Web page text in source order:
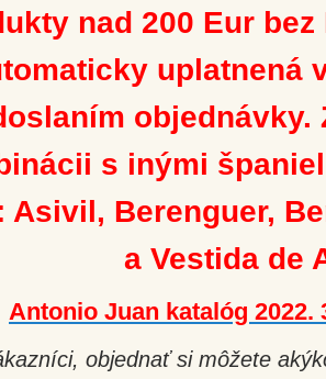
nad 200 Eur bez
uplatnená
objednávky.
s inými
Asivil, Berenguer,
a Vestida de
Antonio Juan katalóg 2022.
objednať si môžete